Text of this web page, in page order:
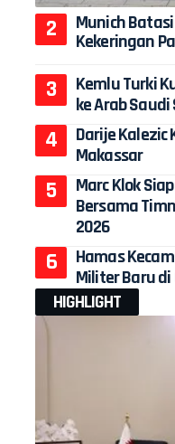
Munich
Kekeringan
Kemlu Turki
ke Arab
Darije Kalezic
Makassar
Marc Klok
Bersama
2026
Hamas
Militer Baru
HIGHLIGHT